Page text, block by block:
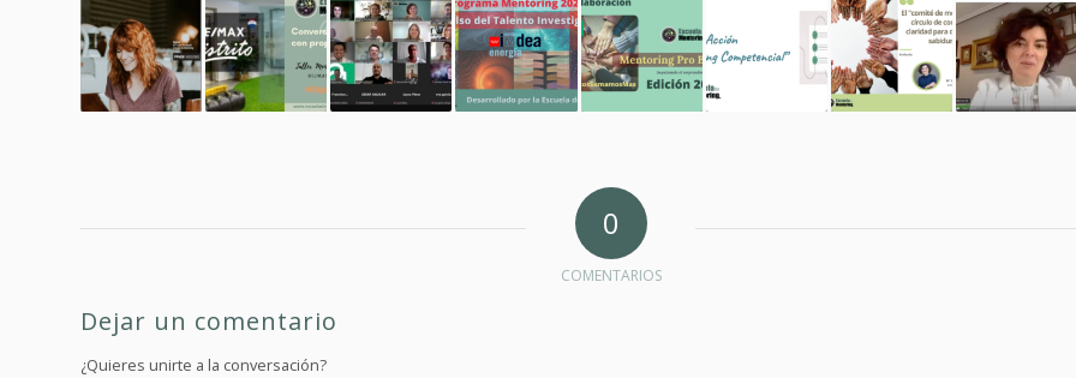
0
COMENTARIOS
Dejar un comentario
¿Quieres unirte a la conversación?